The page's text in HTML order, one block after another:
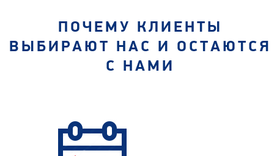
ПОЧЕМУ КЛИЕНТЫ
ВЫБИРАЮТ НАС И ОСТАЮТСЯ
С НАМИ